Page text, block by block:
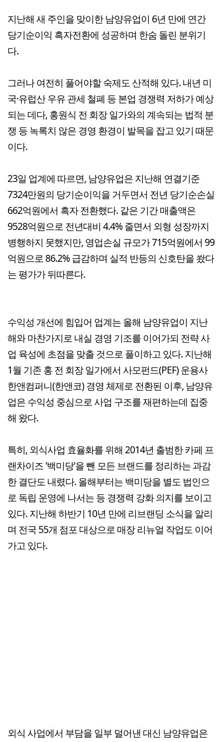
지난해 새 주인을 맞이한 남양유업이 6년 만에 연간
당기순이익 흑자전환에 성공하며 한숨 돌린 분위기
다.
그러나 여전히 풀어야할 숙제도 산적해 있다. 내년 미
국·유럽산 우유 관세 철폐 등 본업 경쟁력 저하가 예상
되는 데다, 홍원식 전 회장 일가와의 계속되는 법적 분
쟁 등 녹록치 않은 경영 환경이 발목을 잡고 있기 때문
이다.
23일 업계에 따르면, 남양유업은 지난해 연결기준
7324만원의 당기순이익을 거두면서 전년 당기순손실
662억원에서 흑자 전환했다. 같은 기간 매출액은
9528억원으로 전년대비 4.4% 줄면서 외형 성장까지
병행하지 못했지만, 영업손실 규모가 715억원에서 99
억원으로 86.2% 급감하며 실적 반등의 신호탄을 쐈다
는 평가가 뒤따른다.
수익성 개선에 힘입어 업계는 올해 남양유업이 지난
해와 마찬가지로 내실 경영 기조를 이어가되 전략 사
업 육성에 초점을 맞출 것으로 풀이하고 있다. 지난해
1월 기존 홍 전 회장 일가에서 사모펀드(PEF) 운용사
한앤컴퍼니(한앤코) 경영 체제로 전환된 이후, 남양유
업은 수익성 중심으로 사업 구조를 재편하는데 집중
해 왔다.
특히, 외식사업 효율화를 위해 2014년 출범한 카페 프
랜차이즈 '백미당'을 뺀 모든 브랜드를 정리하는 과감
한 결단도 내렸다. 올해부터는 백미당을 별도 법인으
로 독립 운영에 나서는 등 경쟁력 강화 의지를 보이고
있다. 지난해 하반기 10년 만에 리브랜딩 소식을 알리
며 전국 55개 점포 대상으로 매장 리뉴얼 작업도 이어
가고 있다.
외식 사업에서 부담을 일부 덜어낸 대신 남양유업은